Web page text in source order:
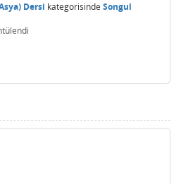
Dersi kategorisinde Songul